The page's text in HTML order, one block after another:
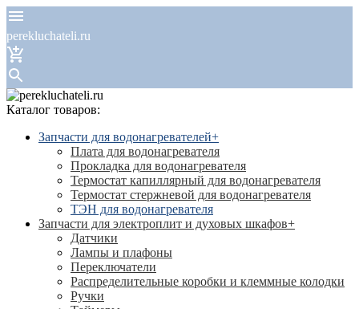
perekluchateli.ru
Каталог товаров:
Запчасти для водонагревателей+
Плата для водонагревателя
Прокладка для водонагревателя
Термостат капиллярный для водонагревателя
Термостат стержневой для водонагревателя
ТЭН для водонагревателя
Запчасти для электроплит и духовых шкафов+
Датчики
Лампы и плафоны
Переключатели
Распределительные коробки и клеммные колодки
Ручки